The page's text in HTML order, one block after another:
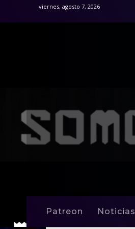
viernes, agosto 7, 2026
Patreon Noticias